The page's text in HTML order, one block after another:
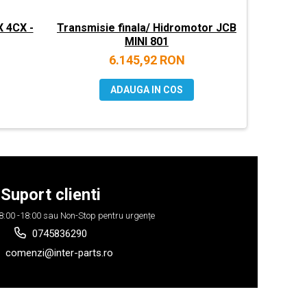
4CX -
Transmisie finala/ Hidromotor JCB
MINI 801
6.145,92 RON
ADAUGA IN COS
Suport clienti
-18:00 sau Non-Stop pentru urgențe
0745836290
comenzi@inter-parts.ro